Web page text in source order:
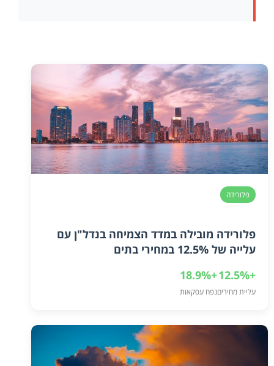
פלורידה
פלורידה מובילה במדד הצמיחה בנדל"ן עם
עלייה של 12.5% במחירי בתים
+12.5%
עליית מחירים
+18.9%
נפח עסקאות